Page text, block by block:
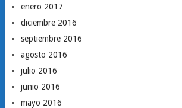
enero 2017
diciembre 2016
septiembre 2016
agosto 2016
julio 2016
junio 2016
mayo 2016